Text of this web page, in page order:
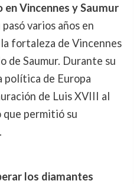
en Vincennes y Saumur
varios años en
fortaleza de Vincennes
de Saumur. Durante su
política de Europa
de Luis XVIII al
que permitió su
los diamantes